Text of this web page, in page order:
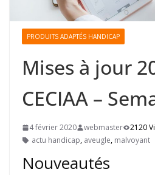
PRODUITS ADAPTÉS HANDICAP
Mises à jour
CECIAA –
4 février 2020 webmaster 2120
actu handicap, aveugle, malvoyant
Nouveautés